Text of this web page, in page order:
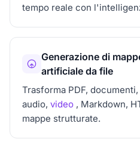
tempo reale con
Generazione di
artificiale da file
Trasforma PDF,
audio, video , Markdown,
mappe strutturate.